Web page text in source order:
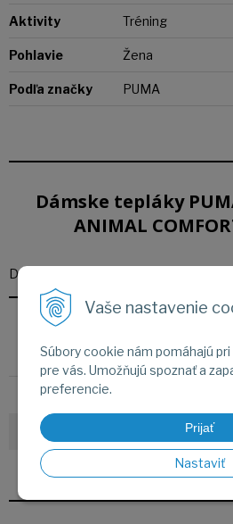
Vaše nastavenie
Súbory cookie nám pomáhajú
pre vás. Umožňujú spoznať a
preferencie.
Prijať
Nastaviť
Aktivity Tréning
Pohlavie Žena
Podľa značky PUMA
Dámske tepláky
ANIMAL
Dámske tepláky PUMA ESS
Aktivity
Pohlavie
Podľa značky PUMA